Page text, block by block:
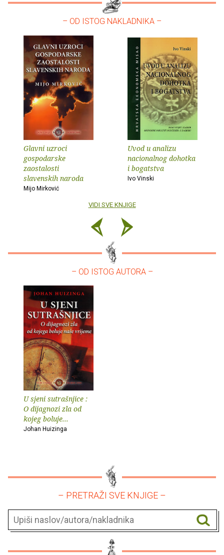
– OD ISTOG NAKLADNIKA –
Glavni uzroci
gospodarske
zaostalosti
slavenskih naroda
Mijo Mirković
Uvod u analizu
nacionalnog dohotka
i bogatstva
Ivo Vinski
VIDI SVE KNJIGE
– OD ISTOG AUTORA –
U sjeni sutrašnjice :
O dijagnozi zla od
kojeg boluje...
Johan Huizinga
– PRETRAŽI SVE KNJIGE –